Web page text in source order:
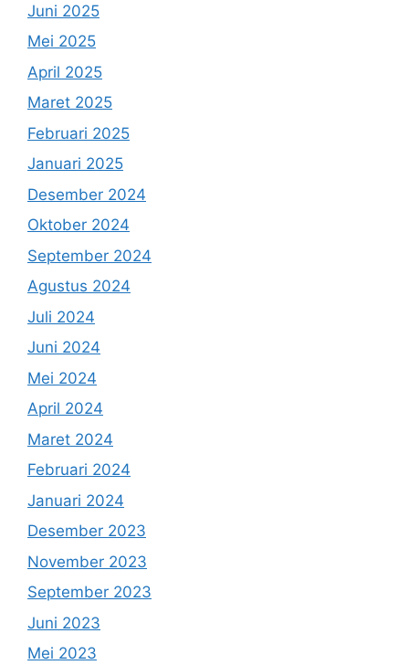
Juni 2025
Mei 2025
April 2025
Maret 2025
Februari 2025
Januari 2025
Desember 2024
Oktober 2024
September 2024
Agustus 2024
Juli 2024
Juni 2024
Mei 2024
April 2024
Maret 2024
Februari 2024
Januari 2024
Desember 2023
November 2023
September 2023
Juni 2023
Mei 2023